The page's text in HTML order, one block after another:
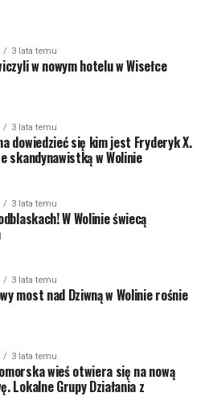
3 lata temu
w nowym hotelu w Wisełce
3 lata temu
dowiedzieć się kim jest Fryderyk X.
skandynawistką w Wolinie
3 lata temu
W Wolinie świecą
3 lata temu
most nad Dziwną w Wolinie rośnie
3 lata temu
wieś otwiera się na nową
Lokalne Grupy Działania z